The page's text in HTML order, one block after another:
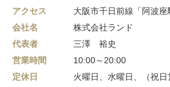
アクセス
大阪市千日前線「阿波
会社名
株式会社ランド
代表者
三澤 裕史
営業時間
10:00～20:00
定休日
火曜日、水曜日、（祝日